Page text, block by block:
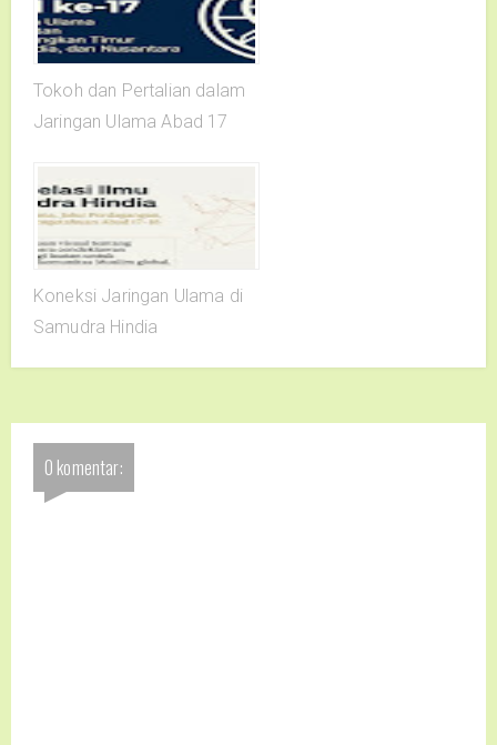
Tokoh dan Pertalian dalam
Jaringan Ulama Abad 17
Koneksi Jaringan Ulama di
Samudra Hindia
0 komentar: